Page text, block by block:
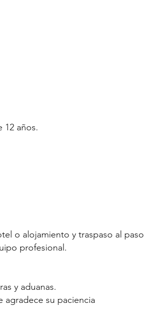
12 años.
o alojamiento y traspaso al paso
profesional.
y aduanas.
agradece su paciencia